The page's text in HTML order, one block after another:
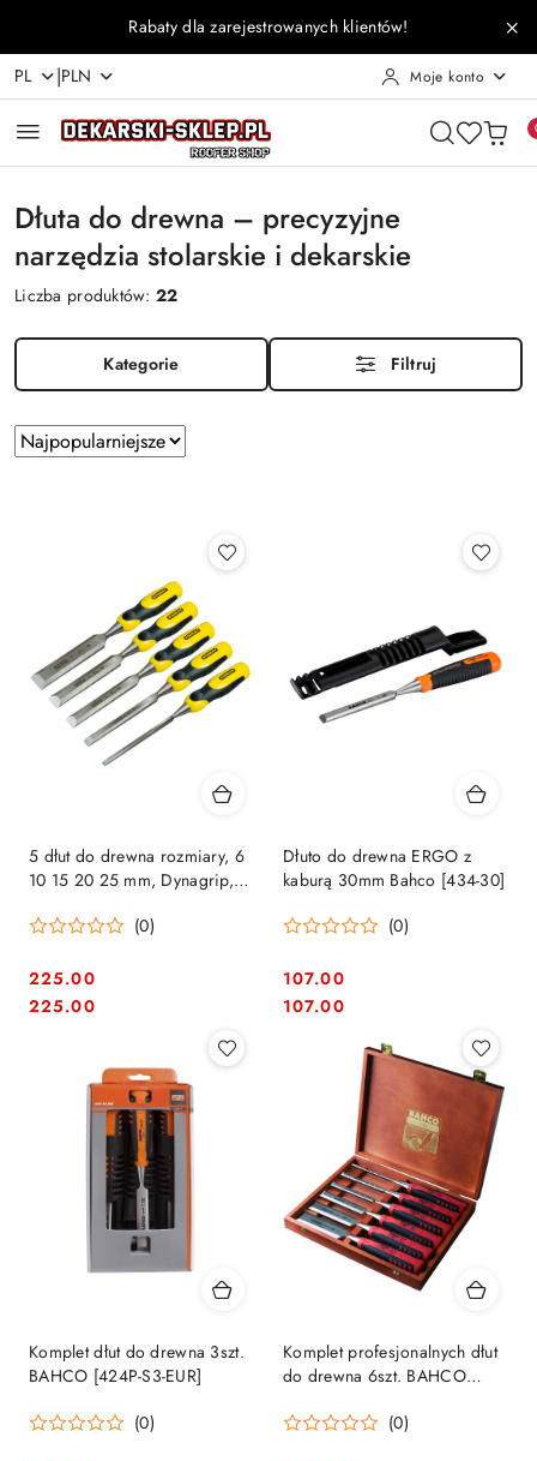
Przejdź do treści głównej
Przejdź do wyszukiwarki
Przejdź do moje konto
Przejdź do menu głównego
Przejdź do stopkiRabaty dla zarejestrowanych klientów!
PL |PLN Moje konto
Dłuta do drewna – precyzyjne
narzędzia stolarskie i dekarskie
Liczba produktów:22
Kategorie Filtruj
Zastosowano
sortowanie:
Sortuj
według
5 dłut do drewna rozmiary, 6
10 15 20 25 mm, Dynagrip,
(0)
Cena:
225.00
Cena:
225.00
Dłuto do drewna ERGO z
kaburą 30mm Bahco [434-30]
(0)
Cena:
107.00
Cena:
107.00
Komplet dłut do drewna 3szt.
BAHCO [424P-S3-EUR]
(0)
Komplet profesjonalnych dłut
do drewna 6szt. BAHCO
(0)